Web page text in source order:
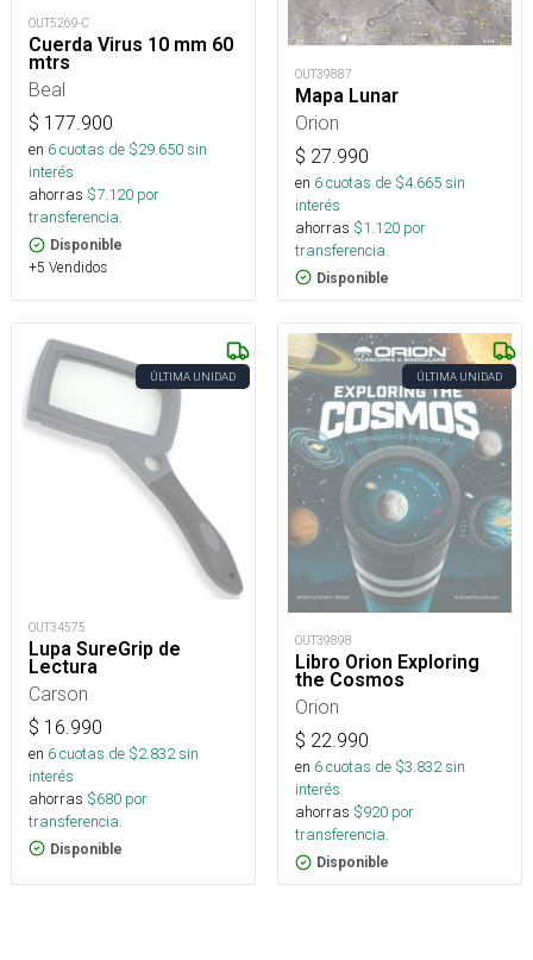
OUT5269-C
Cuerda Virus 10 mm 60
mtrs
Beal
$ 177.900
en 6cuotas de $29.650sin
interés
ahorras $7.120 por
transferencia.
Disponible
+5 Vendidos
OUT39887
Mapa Lunar
Orion
$ 27.990
en 6cuotas de $4.665sin
interés
ahorras $1.120 por
transferencia.
Disponible
ÚLTIMA UNIDAD
OUT34575
Lupa SureGrip de
Lectura
Carson
$ 16.990
en 6cuotas de $2.832sin
interés
ahorras $680 por
transferencia.
Disponible
ÚLTIMA UNIDAD
OUT39898
Libro Orion Exploring
the Cosmos
Orion
$ 22.990
en 6cuotas de $3.832sin
interés
ahorras $920 por
transferencia.
Disponible